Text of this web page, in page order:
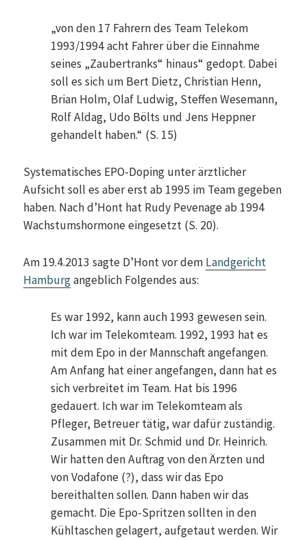
„von den 17 Fahrern des Team Telekom
1993/1994 acht Fahrer über die Einnahme
seines „Zaubertranks“ hinaus“ gedopt. Dabei
soll es sich um Bert Dietz, Christian Henn,
Brian Holm, Olaf Ludwig, Steffen Wesemann,
Rolf Aldag, Udo Bölts und Jens Heppner
gehandelt haben.“ (S. 15)
Systematisches EPO-Doping unter ärztlicher
Aufsicht soll es aber erst ab 1995 im Team gegeben
haben. Nach d’Hont hat Rudy Pevenage ab 1994
Wachstumshormone eingesetzt (S. 20).
Am 19.4.2013 sagte D’Hont vor dem Landgericht
Hamburgangeblich Folgendes aus:
Es war 1992, kann auch 1993 gewesen sein.
Ich war im Telekomteam. 1992, 1993 hat es
mit dem Epo in der Mannschaft angefangen.
Am Anfang hat einer angefangen, dann hat es
sich verbreitet im Team. Hat bis 1996
gedauert. Ich war im Telekomteam als
Pfleger, Betreuer tätig, war dafür zuständig.
Zusammen mit Dr. Schmid und Dr. Heinrich.
Wir hatten den Auftrag von den Ärzten und
von Vodafone (?), dass wir das Epo
bereithalten sollen. Dann haben wir das
gemacht. Die Epo-Spritzen sollten in den
Kühltaschen gelagert, aufgetaut werden. Wir